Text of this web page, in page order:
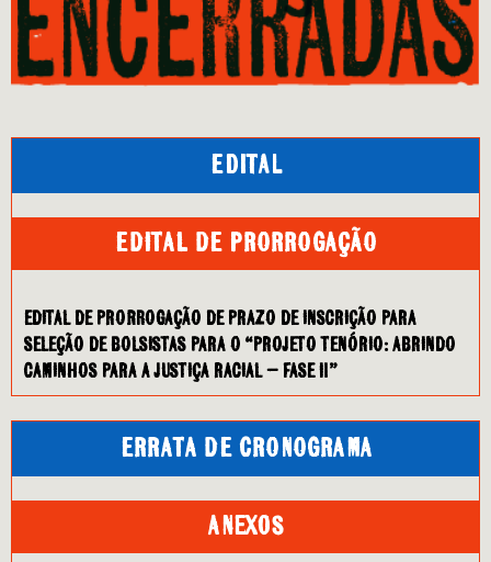
Edital
EDITAL DE PRORROGAÇÃO
EDITAL DE PRORROGAÇÃO DE PRAZO DE INSCRIÇÃO PARA
SELEÇÃO DE BOLSISTAS PARA O “PROJETO TENÓRIO: ABRINDO
CAMINHOS PARA A JUSTIÇA RACIAL – FASE II”
ERRATA DE CRONOGRAMA
Anexos